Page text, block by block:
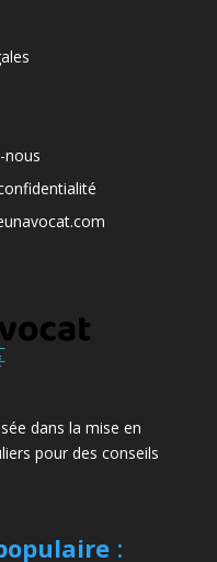
nous
dans la mise en
pour des conseils
: